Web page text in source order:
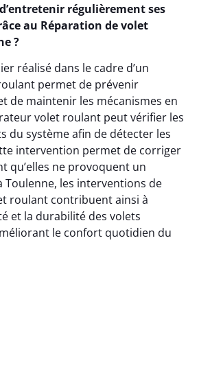
régulièrement ses
au Réparation de volet
?
réalisé dans le cadre d’un
permet de prévenir
de maintenir les mécanismes en
volet roulant peut vérifier les
du système afin de détecter les
intervention permet de corriger
qu’elles ne provoquent un
Toulenne, les interventions de
roulant contribuent ainsi à
et la durabilité des volets
le confort quotidien du